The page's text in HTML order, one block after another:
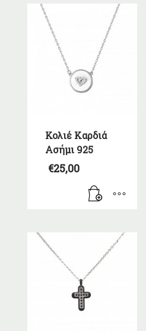
Κολιέ Καρδιά
Ασήμι 925
€25,00